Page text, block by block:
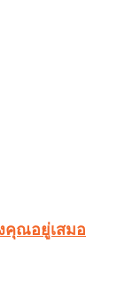
คุณอยู่เสมอ